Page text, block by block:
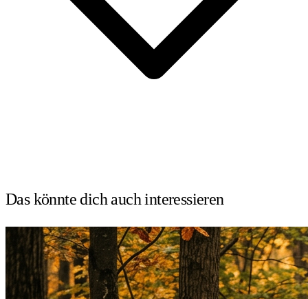
Das könnte dich auchinteressieren